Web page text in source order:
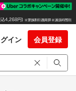
イン 会員登録